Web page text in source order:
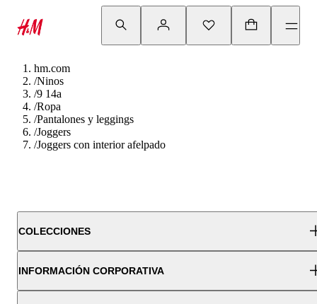
hm.com
/Ninos
/9 14a
/Ropa
/Pantalones y leggings
/Joggers
/Joggers con interior afelpado
COLECCIONES
INFORMACIÓN CORPORATIVA